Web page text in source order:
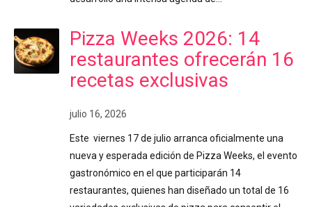
Pizza Weeks 2026: 14
restaurantes ofrecerán 16
recetas exclusivas
julio 16, 2026
Este viernes 17 de julio arranca oficialmente una
nueva y esperada edición de Pizza Weeks, el evento
gastronómico en el que participarán 14
restaurantes, quienes han diseñado un total de 16